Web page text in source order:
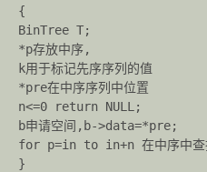
{
BinTree T;
*p存放中序,
k用于标记先序序列的值
*pre在中序序列中位置
n<=0 return NULL;
b申请空间,b->data=*pre;
for p=in to in+n 在中序中查
}